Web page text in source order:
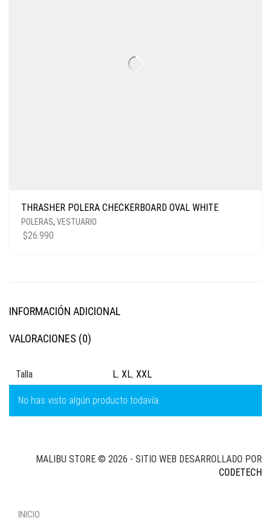
THRASHER POLERA CHECKERBOARD OVAL WHITE
POLERAS, VESTUARIO
$26.990
INFORMACIÓN ADICIONAL
VALORACIONES (0)
Talla L, XL, XXL
No has visto algún producto todavía.
INICIO
MALIBU STORE © 2026 - SITIO WEB DESARROLLADO POR
CODETECH